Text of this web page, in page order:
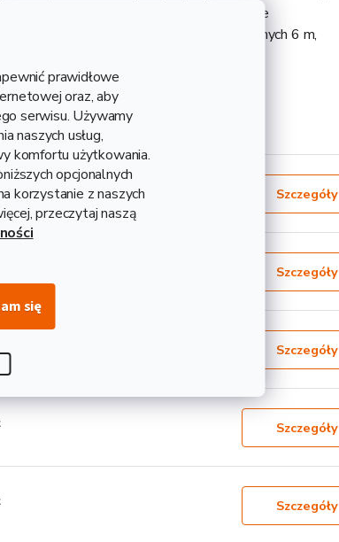
prawidłowe
oraz, aby
serwisu. Używamy
naszych usług,
komfortu użytkowania.
opcjonalnych
korzystanie z naszych
przeczytaj naszą
się
to uniwersalny rodzaj stali, który ma swoje
Dostarczane w długościach produkcyjnych 6 m,
kg.
Państwa zainteresować
Szczegóły
Szczegóły
Szczegóły
Szczegóły
Szczegóły